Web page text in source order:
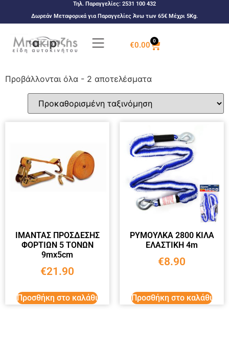
Τηλ. Παραγγελίες: 2531 100 432
Δωρεάν Μεταφορικά για Παραγγελίες Άνω των 65€ Μέχρι 5Kg.
€0.00 0
Προβάλλονται όλα - 2 αποτελέσματα
ΙΜΑΝΤΑΣ ΠΡΟΣΔΕΣΗΣ
ΦΟΡΤΙΩΝ 5 ΤΟΝΩΝ
9mx5cm
€21.90
Προσθήκη στο καλάθι
ΡΥΜΟΥΛΚΑ 2800 ΚΙΛΑ
ΕΛΑΣΤΙΚΗ 4m
€8.90
Προσθήκη στο καλάθι